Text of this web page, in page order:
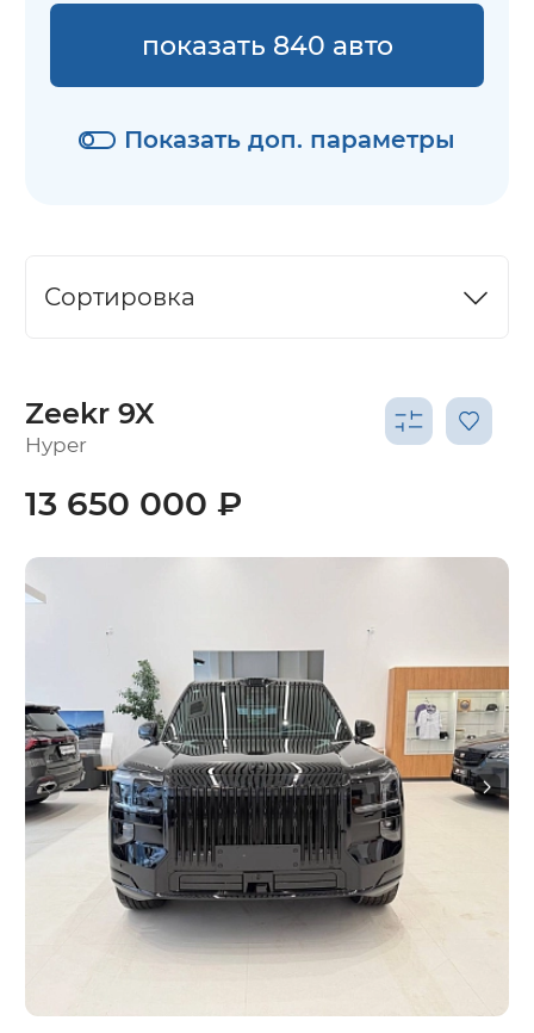
Показать доп. параметры
показать 840 авто
Сортировка
Zeekr 9X
Hyper
13 650 000 ₽